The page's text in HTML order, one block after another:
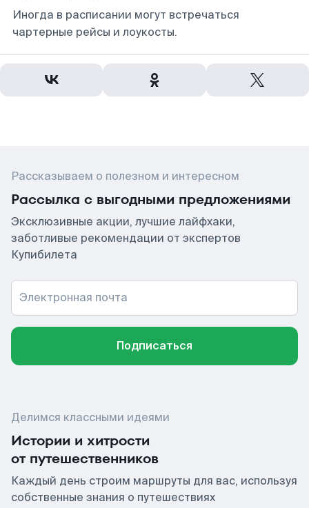
Иногда в расписании могут встречаться
чартерные рейсы и лоукосты.
Рассказываем о полезном и интересном
Рассылка с выгодными предложениями
Эксклюзивные акции, лучшие лайфхаки,
заботливые рекомендации от экспертов
Купибилета
Электронная почта
Подписаться
Делимся классными идеями
Истории и хитрости
от путешественников
Каждый день строим маршруты для вас, используя
собственные знания о путешествиях